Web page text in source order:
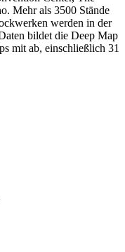
Mehr als 3500 Stände
werden in der
bildet die Deep Map
mit ab, einschließlich 31